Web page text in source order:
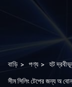
বাড়ি > পণ্য > হট
সীম সিলিং টেপের জন্য অ